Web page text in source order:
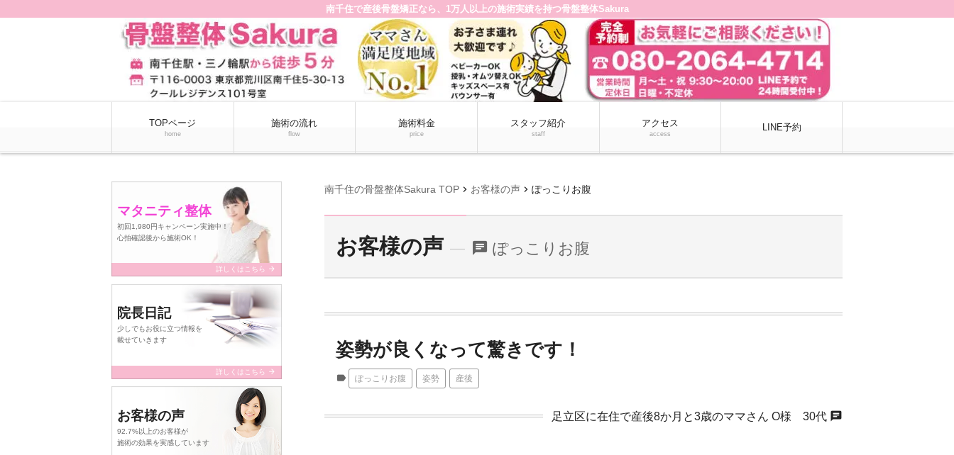
南千住で産後骨盤矯正なら、1万人以上の施術実績を持つ骨盤整体Sakura
TOPページ
home
施術の流れ
flow
施術料金
price
スタッフ紹介
staff
アクセス
access
LINE予約
南千住の骨盤整体Sakura TOP chevron_right お客様の声 chevron_right ぽっこりお腹
お客様の声 chat ぽっこりお腹
姿勢が良くなって驚きです！
label ぽっこりお腹 姿勢 産後
足立区に在住で産後8か月と3歳のママさん O様 30代 chat
マタニティ整体
初回1,980円キャンペーン実施中！
心拍確認後から施術OK！
詳しくはこちら arrow_forward
院長日記
少しでもお役に立つ情報を
載せていきます
詳しくはこちら arrow_forward
お客様の声
92.7%以上のお客様が
施術の効果を実感しています